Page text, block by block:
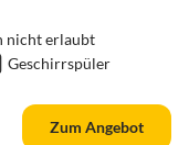
nicht erlaubt
Geschirrspüler
Zum Angebot